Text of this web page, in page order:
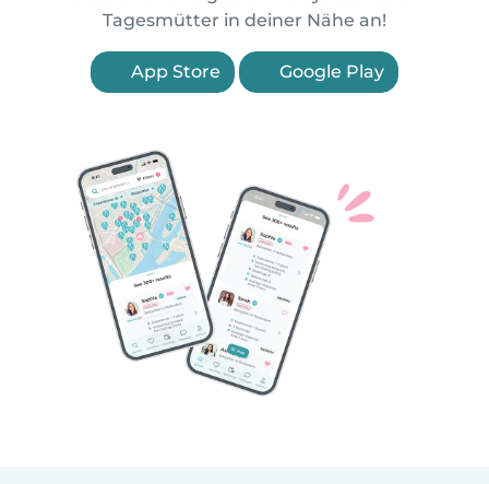
Tagesmütter in deiner Nähe an!
App Store Google Play